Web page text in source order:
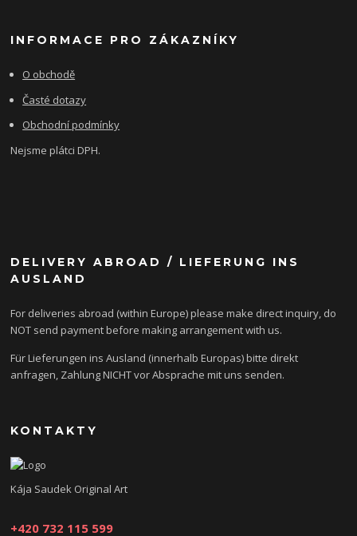
INFORMACE PRO ZÁKAZNÍKY
O obchodě
Časté dotazy
Obchodní podmínky
Nejsme plátci DPH.
DELIVERY ABROAD / LIEFERUNG INS
AUSLAND
For deliveries abroad (within Europe) please make direct inquiry, do
NOT send payment before making arrangement with us.
Für Lieferungen ins Ausland (innerhalb Europas) bitte direkt
anfragen, Zahlung NICHT vor Absprache mit uns senden.
KONTAKTY
Kája Saudek Original Art
+420 732 115 599